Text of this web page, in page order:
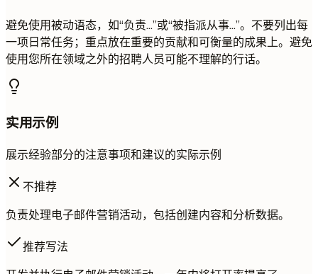
避免使用被动语态，如“负责...”或“被指派从事...”。不要列出每
一项日常任务；重点放在重要的贡献和可衡量的成果上。避免
使用您所在领域之外的招聘人员可能不理解的行话。
实用示例
展示经验部分的注意事项和建议的实际示例
不推荐
负责处理电子邮件营销活动，包括创建内容和分析数据。
推荐写法